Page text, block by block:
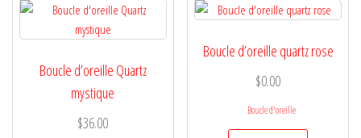
Boucle d’oreille Quartz
mystique
$36.00
Boucle d’oreille quartz rose
$0.00
Boucle d'oreille